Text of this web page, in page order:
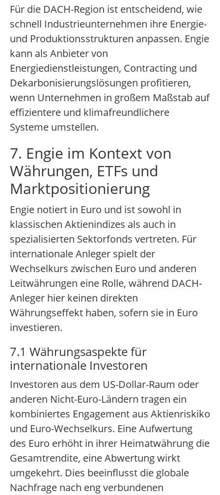
Für die DACH-Region ist entscheidend, wie
schnell Industrieunternehmen ihre Energie-
und Produktionsstrukturen anpassen. Engie
kann als Anbieter von
Energiedienstleistungen, Contracting und
Dekarbonisierungslösungen profitieren,
wenn Unternehmen in großem Maßstab auf
effizientere und klimafreundlichere
Systeme umstellen.
7. Engie im Kontext von
Währungen, ETFs und
Marktpositionierung
Engie notiert in Euro und ist sowohl in
klassischen Aktienindizes als auch in
spezialisierten Sektorfonds vertreten. Für
internationale Anleger spielt der
Wechselkurs zwischen Euro und anderen
Leitwährungen eine Rolle, während DACH-
Anleger hier keinen direkten
Währungseffekt haben, sofern sie in Euro
investieren.
7.1 Währungsaspekte für
internationale Investoren
Investoren aus dem US-Dollar-Raum oder
anderen Nicht-Euro-Ländern tragen ein
kombiniertes Engagement aus Aktienriskiko
und Euro-Wechselkurs. Eine Aufwertung
des Euro erhöht in ihrer Heimatwährung die
Gesamtrendite, eine Abwertung wirkt
umgekehrt. Dies beeinflusst die globale
Nachfrage nach eng verbundenen